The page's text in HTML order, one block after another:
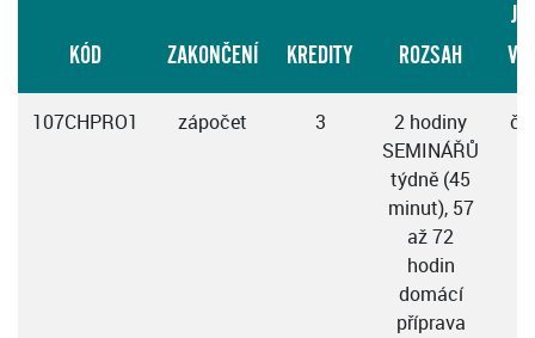
KÓD ZAKONČENÍ KREDITY ROZSAH
107CHPRO1 zápočet 3
2 hodiny
SEMINÁŘŮ
týdně (45
minut), 57
až 72
hodin
domácí
příprava